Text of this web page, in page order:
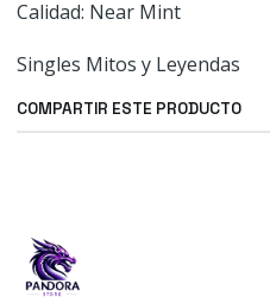
Calidad: Near Mint
Singles Mitos y Leyendas
COMPARTIR ESTE PRODUCTO